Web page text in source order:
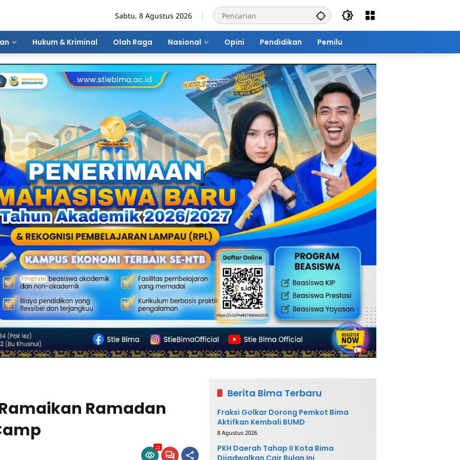
Sabtu, 8 Agustus 2026
Hukum & Kriminal Olah Raga Nasional Opini Pendidikan Pemilu
Ramaikan Ramadan
22
Berita Bima Terbaru
Fraksi Golkar Dorong Pemkot Bima
Aktifkan Kembali BUMD
8 Agustus 2026
PKH Daerah Tahap II Kota Bima
Dijadwalkan Cair Bulan Ini